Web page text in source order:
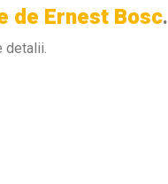
de Ernest Bosc.
detalii.